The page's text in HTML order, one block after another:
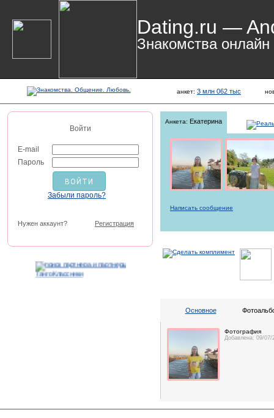
Dating.ru —
Знакомства онлайн
анкет: 3 млн 062 тыс
Войти
E-mail
Пароль
Забыли пароль?
Нужен аккаунт? Регистрация
ТангоКлассники
Анкета: Екатерина
Написать сообщение
Основное
Фотография
Добавлена: 09/07/